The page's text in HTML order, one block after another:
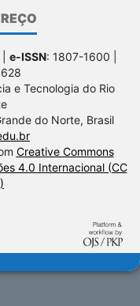
e-ISSN: 1807-1600 |
e Tecnologia do Rio
do Norte, Brasil
Creative Commons
4.0 Internacional (CC